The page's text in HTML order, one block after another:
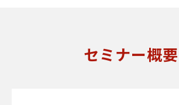
セミナー概要